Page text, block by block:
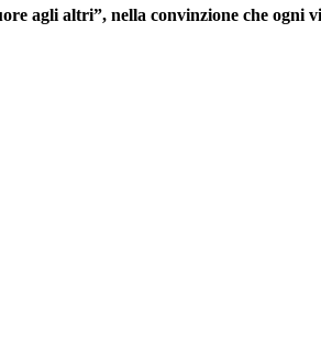
agli altri”, nella convinzione che ogni